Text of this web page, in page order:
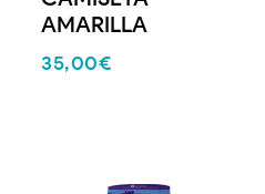
AMARILLA
35,00€